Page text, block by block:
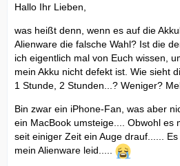
Hallo Ihr Lieben,
was heißt denn, wenn es auf die
Alienware die falsche Wahl? Ist die
ich eigentlich mal von Euch wissen,
mein Akku nicht defekt ist. Wie sieht
1 Stunde, 2 Stunden...? Weniger?
Bin zwar ein iPhone-Fan, was aber
ein MacBook umsteige.... Obwohl es
seit einiger Zeit ein Auge drauf......
mein Alienware leid.....